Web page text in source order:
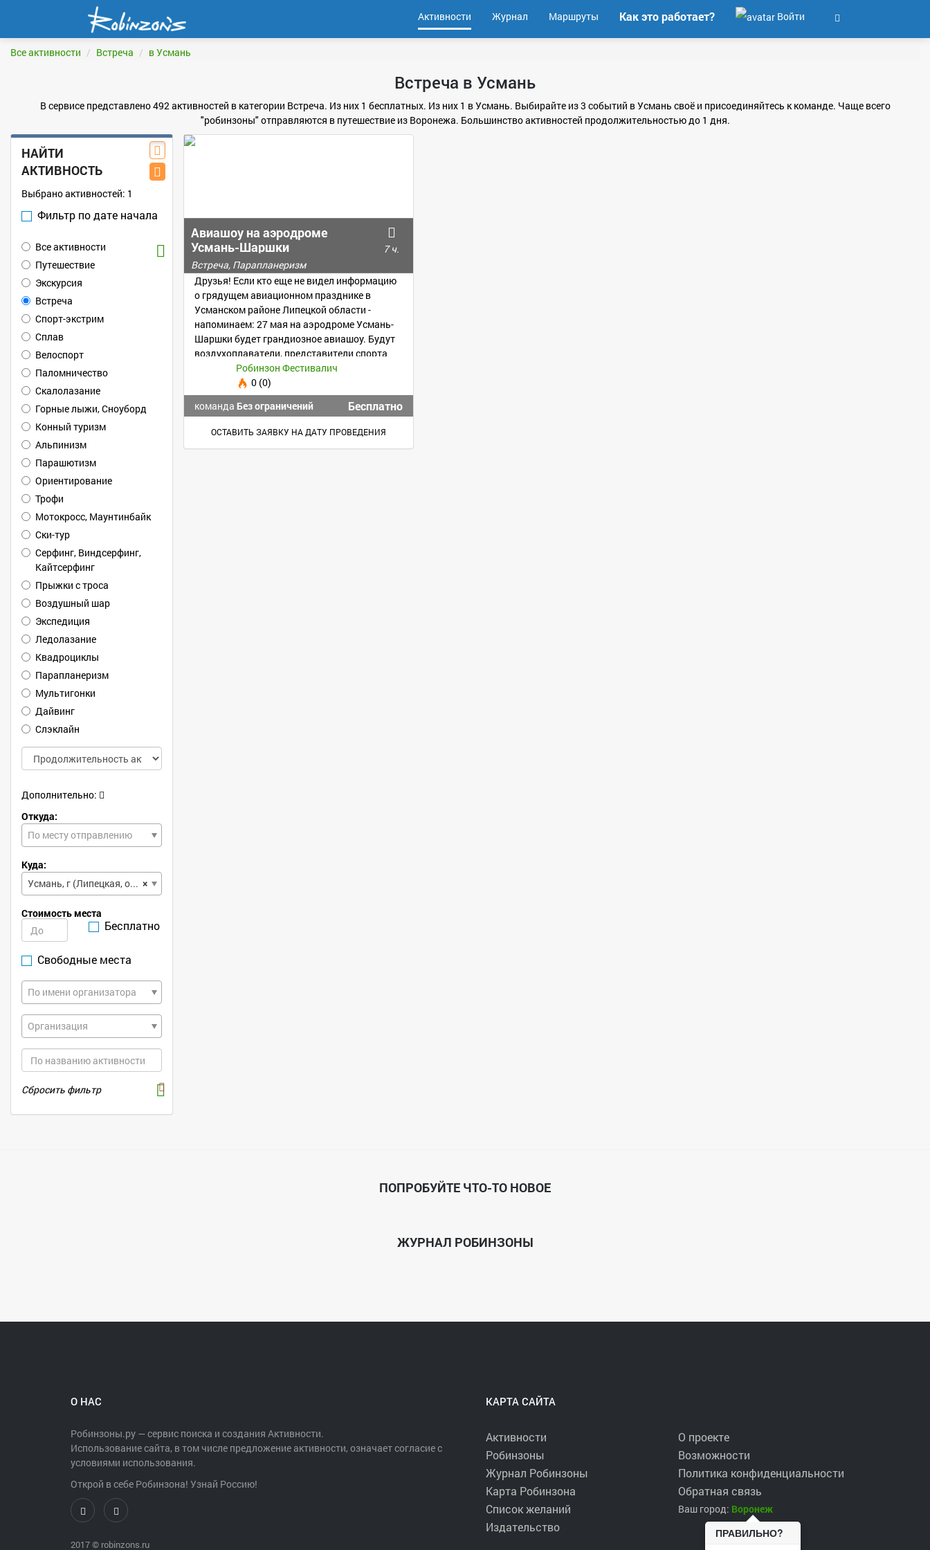
Активности Журнал Маршруты Как это работает? Войти
Все активности Встреча в Усмань
Встреча в Усмань
В сервисе представлено 492 активностей в категории Встреча. Из них 1 бесплатных. Из них 1 в Усмань. Выбирайте из 3 событий в Усмань своё и присоединяйтесь к команде. Чаще всего
"робинзоны" отправляются в путешествие из Воронежа. Большинство активностей продолжительностью до 1 дня.
НАЙТИ
АКТИВНОСТЬ
Выбрано активностей: 1
Фильтр по дате начала
Все активности
Путешествие
Экскурсия
Встреча
Спорт-экстрим
Сплав
Велоспорт
Паломничество
Скалолазание
Горные лыжи, Сноуборд
Конный туризм
Альпинизм
Парашютизм
Ориентирование
Трофи
Мотокросс, Маунтинбайк
Ски-тур
Серфинг, Виндсерфинг,
Кайтсерфинг
Прыжки с троса
Воздушный шар
Экспедиция
Ледолазание
Квадроциклы
Парапланеризм
Мультигонки
Дайвинг
Слэклайн
Дополнительно:
Откуда:
По месту отправлению
Куда:
×
Усмань, г (Липецкая, обл)
Стоимость места
Бесплатно
Свободные места
По имени организатора
Организация
Сбросить фильтр
Авиашоу на аэродроме
Усмань-Шаршки
7 ч.
Встреча, Парапланеризм
Друзья! Если кто еще не видел информацию
о грядущем авиационном празднике в
Усманском районе Липецкой области -
напоминаем: 27 мая на аэродроме Усмань-
Шаршки будет грандиозное авиашоу. Будут
воздухоплаватели, представители спорта
сверхлегкой авиации.
Робинзон Фестивалич
0 (0)
команда Без ограничений Бесплатно
ОСТАВИТЬ ЗАЯВКУ НА ДАТУ ПРОВЕДЕНИЯ
ПОПРОБУЙТЕ ЧТО-ТО НОВОЕ
ЖУРНАЛ РОБИНЗОНЫ
О НАС
Робинзоны.ру — сервис поиска и создания Активности.
Использование сайта, в том числе предложение активности, означает согласие с
условиями использования.
Открой в себе Робинзона! Узнай Россию!
КАРТА САЙТА
Активности
Робинзоны
Журнал Робинзоны
Карта Робинзона
Список желаний
Издательство
О проекте
Возможности
Политика конфиденциальности
Обратная связь
Ваш город: Воронеж
ПРАВИЛЬНО?
2017 © robinzons.ru